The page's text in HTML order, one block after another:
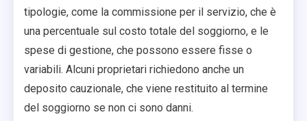
tipologie, come la commissione per il servizio, che è
una percentuale sul costo totale del soggiorno, e le
spese di gestione, che possono essere fisse o
variabili. Alcuni proprietari richiedono anche un
deposito cauzionale, che viene restituito al termine
del soggiorno se non ci sono danni.